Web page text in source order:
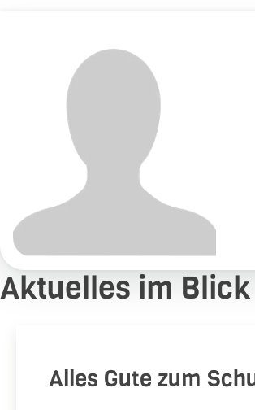
Aktuelles im Blick
Alles Gute zum